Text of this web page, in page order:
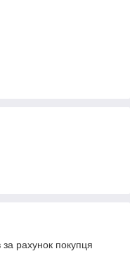
рахунок покупця